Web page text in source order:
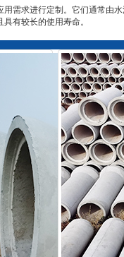
需求进行定制。它们通常由水
有较长的使用寿命。